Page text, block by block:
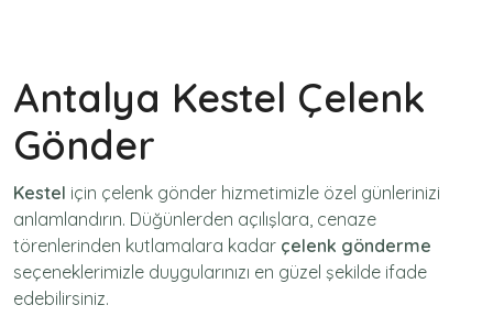
Antalya Kestel Çelenk
Gönder
Kestel için çelenk gönder hizmetimizle özel günlerinizi
anlamlandırın. Düğünlerden açılışlara, cenaze
törenlerinden kutlamalara kadar çelenk gönderme
seçeneklerimizle duygularınızı en güzel şekilde ifade
edebilirsiniz.